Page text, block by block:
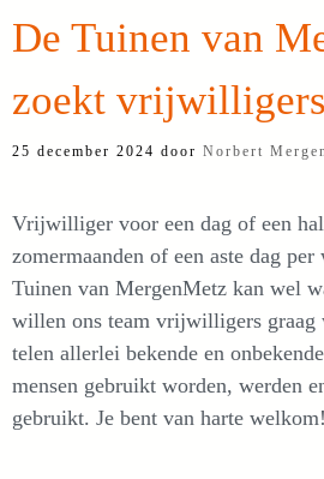
De Tuinen van
zoekt vrijwilligers
25 december 2024 door Norbert
Vrijwilliger voor een dag of een
zomermaanden of een aste dag
Tuinen van MergenMetz kan wel
willen ons team vrijwilligers graag
telen allerlei bekende en
mensen gebruikt worden, werden
gebruikt. Je bent van harte welkom!